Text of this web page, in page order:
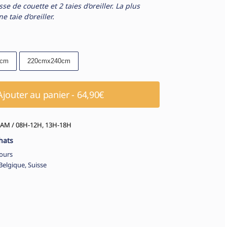
de couette et 2 taies d’oreiller. La plus
taie d’oreiller.
220cmx240cm
au panier - 64,90€
/ 08H-12H, 13H-18H
Suisse